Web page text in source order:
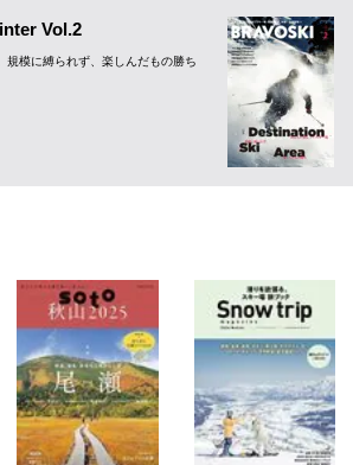
Vol.2
規模に縛られず、楽しんだもの勝ち